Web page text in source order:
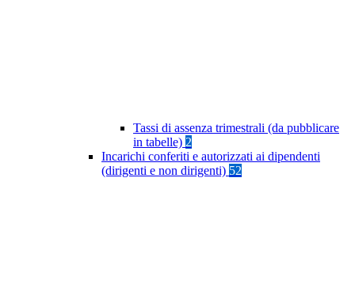
Tassi di assenza trimestrali (da pubblicare
in tabelle) 2
Incarichi conferiti e autorizzati ai dipendenti
(dirigenti e non dirigenti) 52